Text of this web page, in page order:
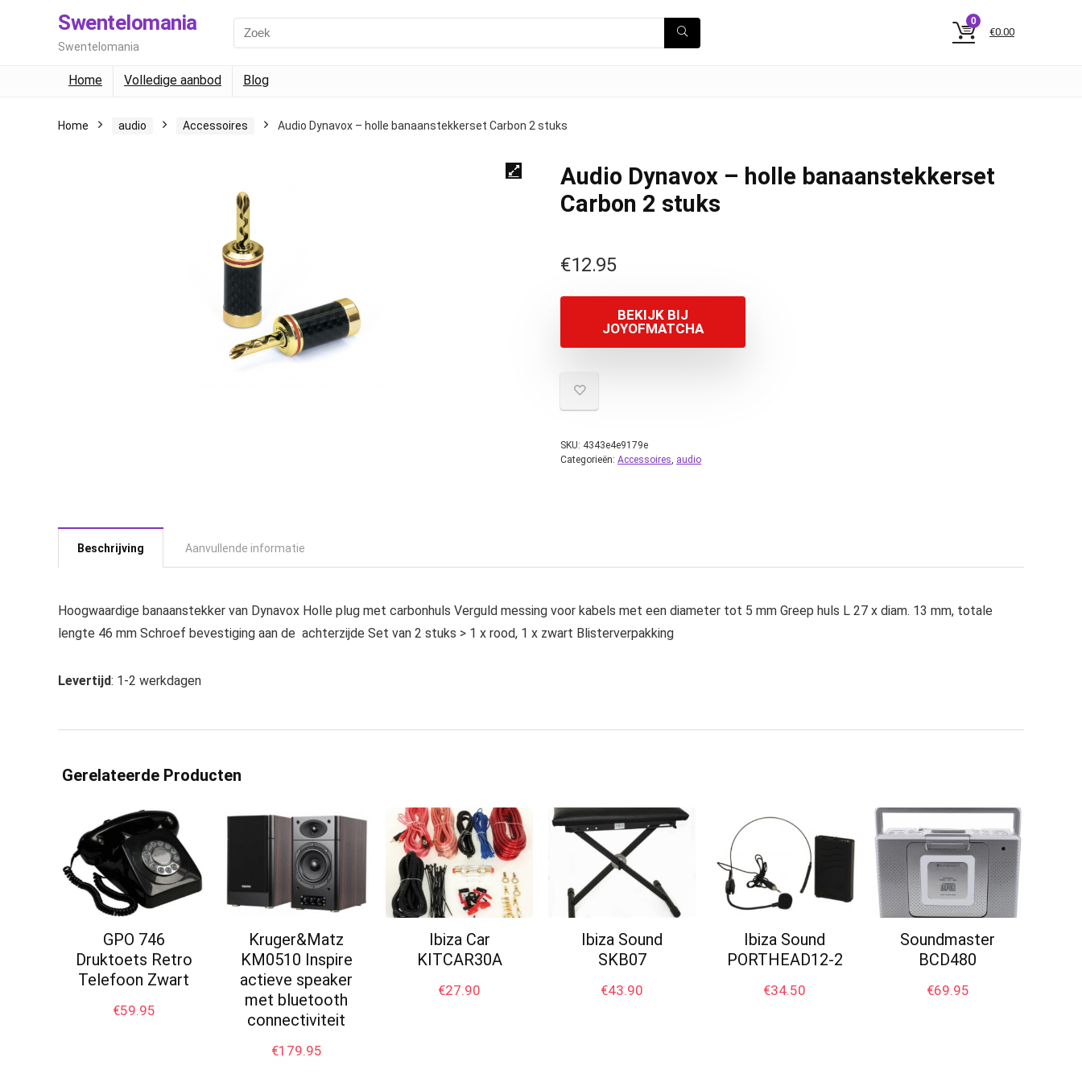
Swentelomania
Swentelomania
0
€0.00
Home Volledige aanbod Blog
Home audio Accessoires Audio Dynavox – holle banaanstekkerset Carbon 2 stuks
Audio Dynavox – holle banaanstekkerset
Carbon 2 stuks
€12.95
BEKIJK BIJ
JOYOFMATCHA
SKU: 4343e4e9179e
Categorieën: Accessoires, audio
Beschrijving Aanvullende informatie
Hoogwaardige banaanstekker van Dynavox Holle plug met carbonhuls Verguld messing voor kabels met een diameter tot 5 mm Greep huls L 27 x diam. 13 mm, totale
lengte 46 mm Schroef bevestiging aan de achterzijde Set van 2 stuks > 1 x rood, 1 x zwart Blisterverpakking
Levertijd: 1-2 werkdagen
Gerelateerde Producten
GPO 746
Druktoets Retro
Telefoon Zwart
€59.95
Kruger&Matz
KM0510 Inspire
actieve speaker
met bluetooth
connectiviteit
€179.95
Ibiza Car
KITCAR30A
€27.90
Ibiza Sound
SKB07
€43.90
Ibiza Sound
PORTHEAD12-2
€34.50
Soundmaster
BCD480
€69.95